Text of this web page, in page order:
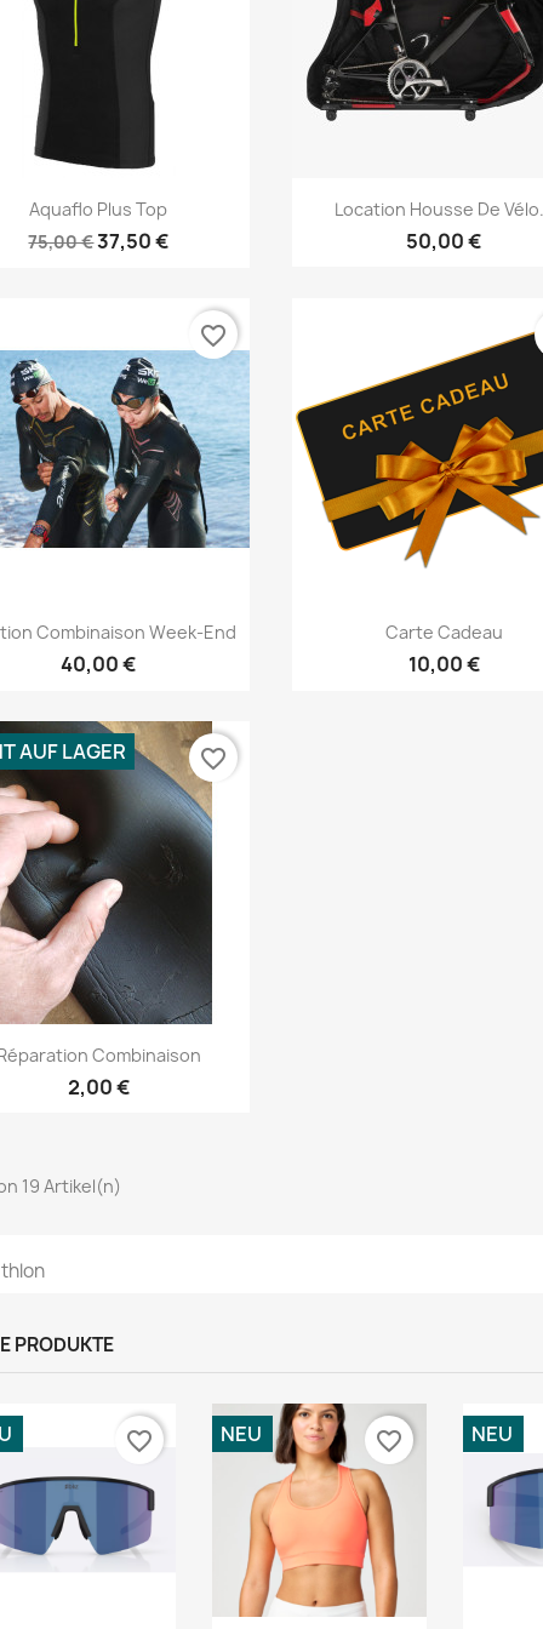
Vorschau
Aquaflo Plus Top
75,00 €37,50 €
Vorschau
Location Housse De
50,00 €
Vorschau
Combinaison Week-End
40,00 €
favorite_border
Vorschau
Carte Cadeau
10,00 €
Vorschau
Combinaison
2,00 €
AUF LAGER favorite_border
19 Artikel(n)
PRODUKTE
favorite_border NEU favorite_border NEU